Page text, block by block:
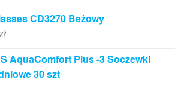
CD3270 Beżowy
AquaComfort Plus -3 Soczewki
30 szt